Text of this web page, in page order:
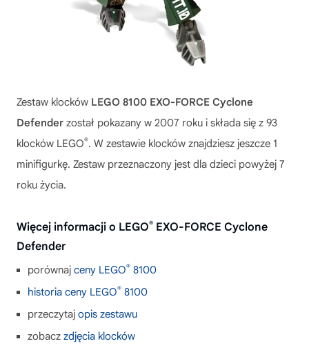
Zestaw klocków LEGO 8100 EXO-FORCE Cyclone
Defender został pokazany w 2007 roku i składa się z 93
klocków LEGO®. W zestawie klocków znajdziesz jeszcze 1
minifigurkę. Zestaw przeznaczony jest dla dzieci powyżej 7
roku życia.
Więcej informacji o LEGO® EXO-FORCE Cyclone
Defender
porównaj ceny LEGO® 8100
historia ceny LEGO® 8100
przeczytaj opis zestawu
zobacz zdjęcia klocków